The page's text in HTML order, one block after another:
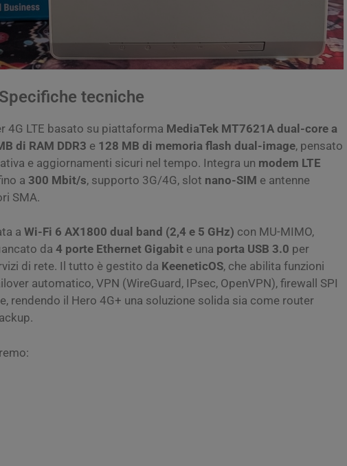
tecniche
4G LTE basato su piattaforma MediaTek MT7621A dual-core a
di RAM DDR3 e 128 MB di memoria flash dual-image, pensato
e aggiornamenti sicuri nel tempo. Integra un modem LTE
a 300 Mbit/s, supporto 3G/4G, slot nano-SIM e antenne
SMA.
a Wi-Fi 6 AX1800 dual band (2,4 e 5 GHz) con MU-MIMO,
da 4 porte Ethernet Gigabit e una porta USB 3.0 per
di rete. Il tutto è gestito da KeeneticOS, che abilita funzioni
automatico, VPN (WireGuard, IPsec, OpenVPN), firewall SPI
rendendo il Hero 4G+ una soluzione solida sia come router